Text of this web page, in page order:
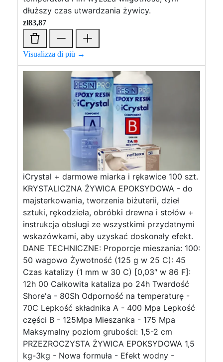
dłuższy czas utwardzania żywicy.
zł83,87
Visualizza di più →
iCrystal + darmowe miarka i rękawice 100 szt.
KRYSTALICZNA ŻYWICA EPOKSYDOWA - do
majsterkowania, tworzenia biżuterii, dzieł
sztuki, rękodzieła, obróbki drewna i stołów +
instrukcja obsługi ze wszystkimi przydatnymi
wskazówkami, aby uzyskać doskonały efekt.
DANE TECHNICZNE: Proporcje mieszania: 100:
50 wagowo Żywotność (125 g w 25 C): 45
Czas katalizy (1 mm w 30 C) [0,03″ w 86 F]:
12h 00 Całkowita kataliza po 24h Twardość
Shore'a - 80Sh Odporność na temperaturę -
70C Lepkość składnika A - 400 Mpa Lepkość
części B - 125Mpa Mieszanka - 175 Mpa
Maksymalny poziom grubości: 1,5-2 cm
PRZEZROCZYSTA ŻYWICA EPOKSYDOWA 1,5
kg-3kg - Nowa formuła - Efekt wodny -